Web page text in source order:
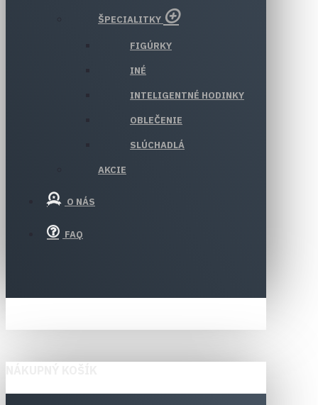
ŠPECIALITKY
FIGÚRKY
INÉ
INTELIGENTNÉ HODINKY
OBLEČENIE
SLÚCHADLÁ
AKCIE
O NÁS
FAQ